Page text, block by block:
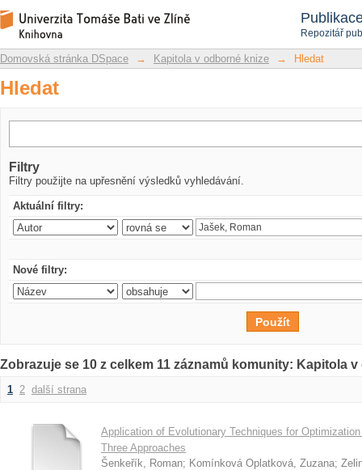
Repozitář
Hledat
Repozitář DSpace/Manakin
Domovská stránka DSpace → Kapitola v odborné knize → Hledat
Hledat
Filtry
Filtry použijte na upřesnění výsledků vyhledávání.
Aktuální filtry:
Nové filtry:
Zobrazuje se 10 z celkem 11 záznamů komunity: Kapitola
1 2 další strana
Application of Evolutionary Techniques for
Three Approaches
Šenkeřík, Roman; Komínková Oplatková, Zuzana;